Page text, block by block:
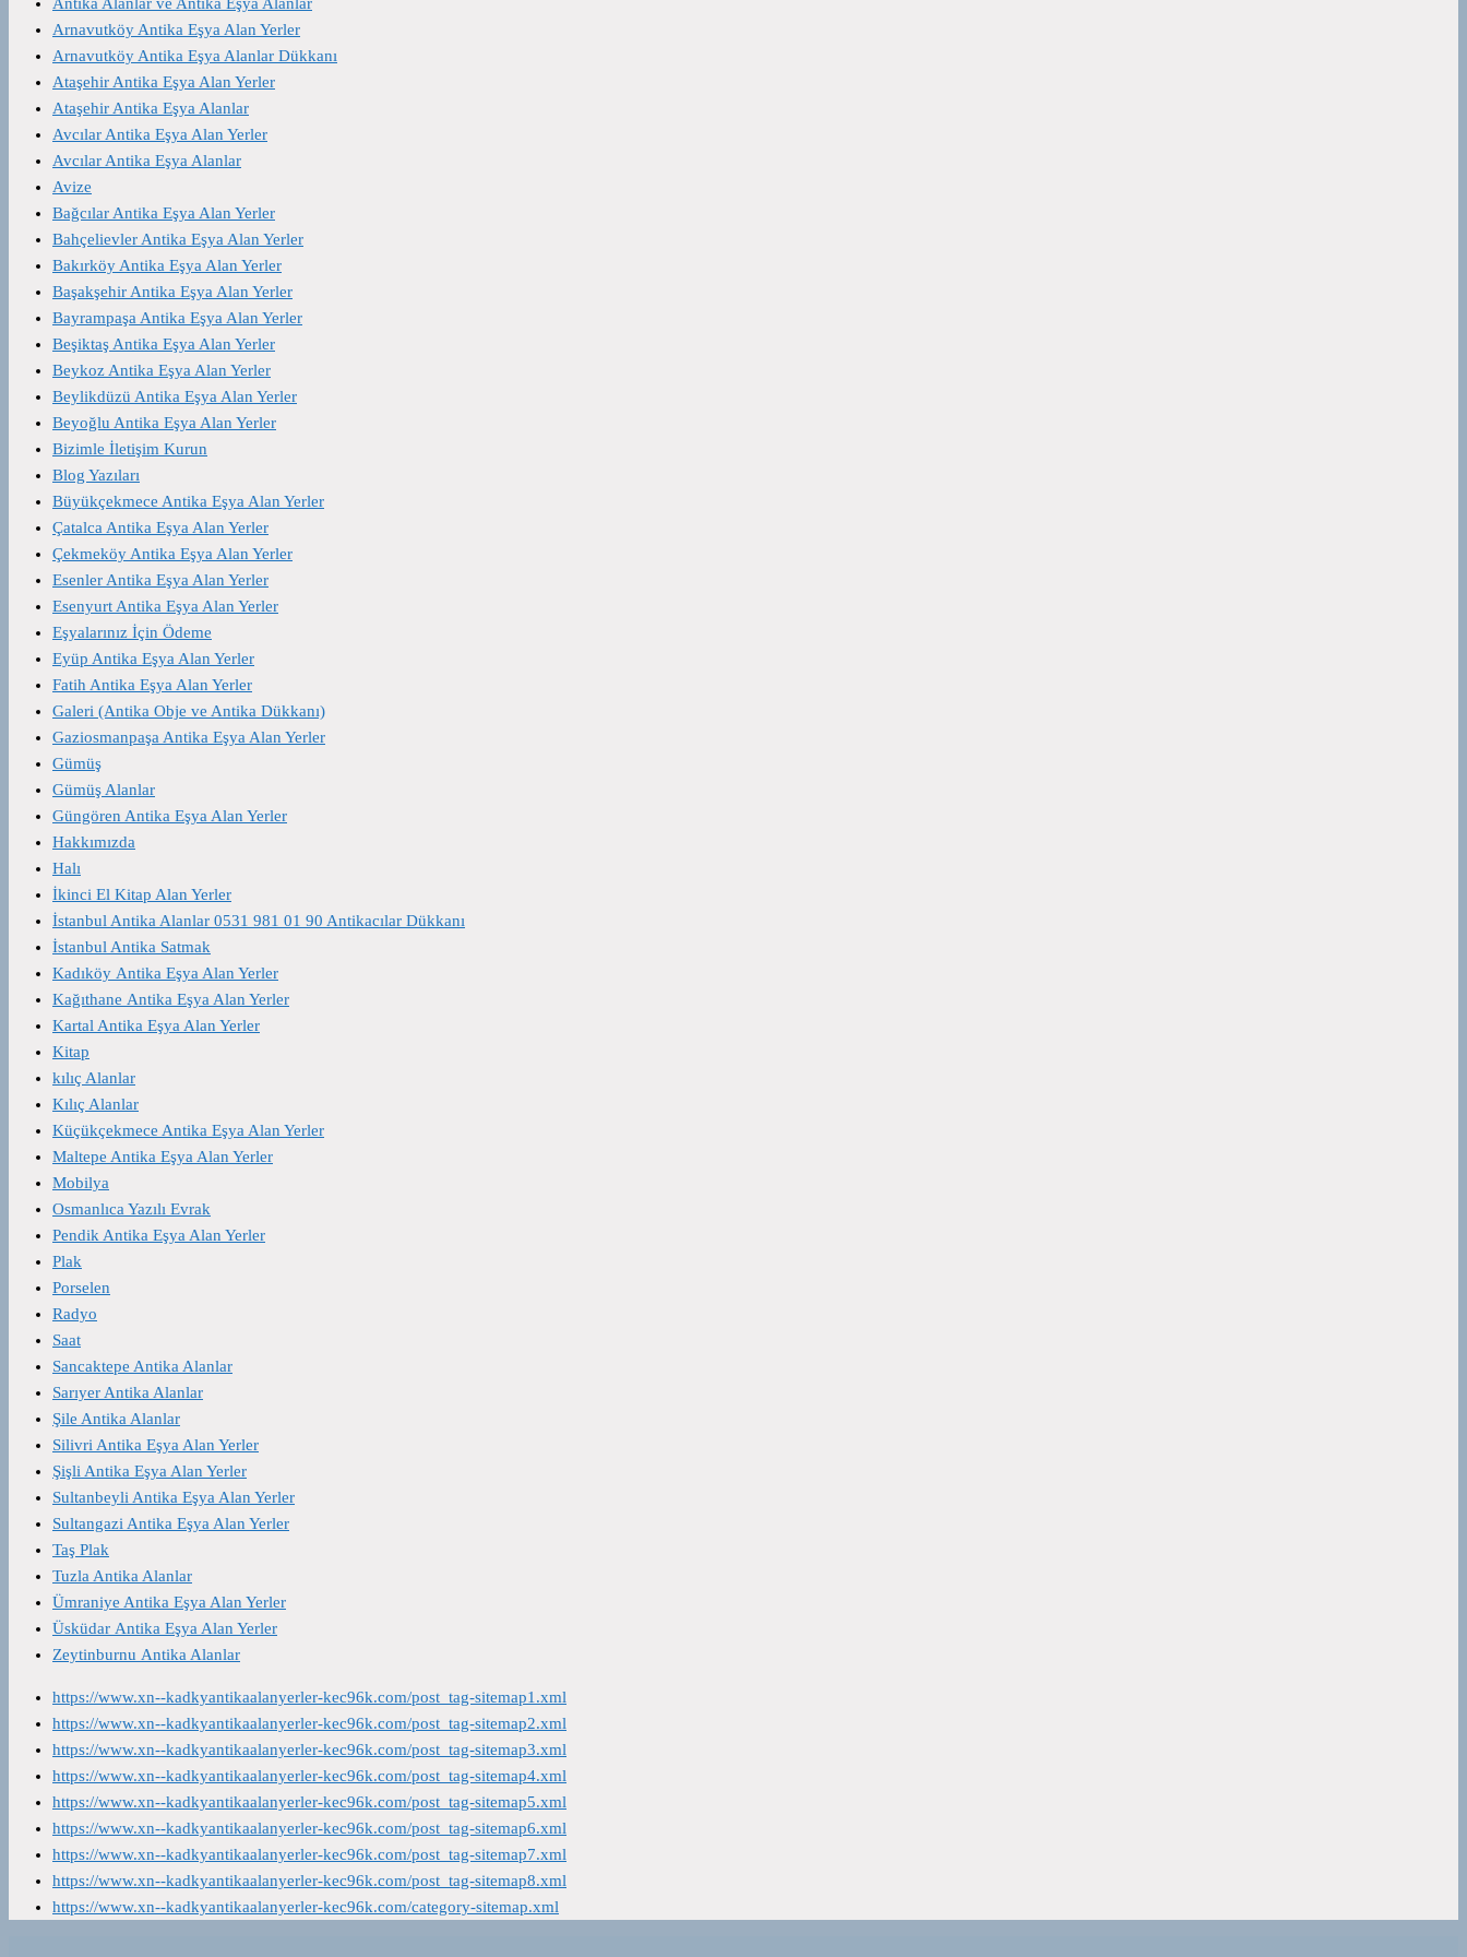
Arnavutköy Antika Eşya Alan Yerler
Arnavutköy Antika Eşya Alanlar Dükkanı
Ataşehir Antika Eşya Alan Yerler
Ataşehir Antika Eşya Alanlar
Avcılar Antika Eşya Alan Yerler
Avcılar Antika Eşya Alanlar
Avize
Bağcılar Antika Eşya Alan Yerler
Bahçelievler Antika Eşya Alan Yerler
Bakırköy Antika Eşya Alan Yerler
Başakşehir Antika Eşya Alan Yerler
Bayrampaşa Antika Eşya Alan Yerler
Beşiktaş Antika Eşya Alan Yerler
Beykoz Antika Eşya Alan Yerler
Beylikdüzü Antika Eşya Alan Yerler
Beyoğlu Antika Eşya Alan Yerler
Bizimle İletişim Kurun
Blog Yazıları
Büyükçekmece Antika Eşya Alan Yerler
Çatalca Antika Eşya Alan Yerler
Çekmeköy Antika Eşya Alan Yerler
Esenler Antika Eşya Alan Yerler
Esenyurt Antika Eşya Alan Yerler
Eşyalarınız İçin Ödeme
Eyüp Antika Eşya Alan Yerler
Fatih Antika Eşya Alan Yerler
Galeri (Antika Obje ve Antika Dükkanı)
Gaziosmanpaşa Antika Eşya Alan Yerler
Gümüş
Gümüş Alanlar
Güngören Antika Eşya Alan Yerler
Hakkımızda
Halı
İkinci El Kitap Alan Yerler
İstanbul Antika Alanlar 0531 981 01 90 Antikacılar Dükkanı
İstanbul Antika Satmak
Kadıköy Antika Eşya Alan Yerler
Kağıthane Antika Eşya Alan Yerler
Kartal Antika Eşya Alan Yerler
Kitap
kılıç Alanlar
Kılıç Alanlar
Küçükçekmece Antika Eşya Alan Yerler
Maltepe Antika Eşya Alan Yerler
Mobilya
Osmanlıca Yazılı Evrak
Pendik Antika Eşya Alan Yerler
Plak
Porselen
Radyo
Saat
Sancaktepe Antika Alanlar
Sarıyer Antika Alanlar
Şile Antika Alanlar
Silivri Antika Eşya Alan Yerler
Şişli Antika Eşya Alan Yerler
Sultanbeyli Antika Eşya Alan Yerler
Sultangazi Antika Eşya Alan Yerler
Taş Plak
Tuzla Antika Alanlar
Ümraniye Antika Eşya Alan Yerler
Üsküdar Antika Eşya Alan Yerler
Zeytinburnu Antika Alanlar
https://www.xn--kadkyantikaalanyerler-kec96k.com/post_tag-sitemap1.xml
https://www.xn--kadkyantikaalanyerler-kec96k.com/post_tag-sitemap2.xml
https://www.xn--kadkyantikaalanyerler-kec96k.com/post_tag-sitemap3.xml
https://www.xn--kadkyantikaalanyerler-kec96k.com/post_tag-sitemap4.xml
https://www.xn--kadkyantikaalanyerler-kec96k.com/post_tag-sitemap5.xml
https://www.xn--kadkyantikaalanyerler-kec96k.com/post_tag-sitemap6.xml
https://www.xn--kadkyantikaalanyerler-kec96k.com/post_tag-sitemap7.xml
https://www.xn--kadkyantikaalanyerler-kec96k.com/post_tag-sitemap8.xml
https://www.xn--kadkyantikaalanyerler-kec96k.com/category-sitemap.xml